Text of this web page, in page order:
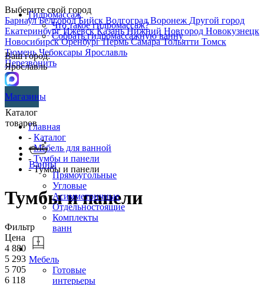
Выберите свой город
БарнаулБелгородБийск ВолгоградВоронеж Другой город
ЕкатеринбургИжевскКазаньНижний Новгород Новокузнецк
НовосибирскОренбургПермьСамараТольятти Томск
ТюменьЧебоксары Ярославль
Перезвонить
Гидромассаж
Что такое гидромассаж?
Собрать гидромассажную ванну
Ваш город:
Ярославль
Магазины
Каталог
товаров
Ванны
Прямоугольные
Угловые
Асимметричные
Отдельностоящие
Комплекты
ванн
Мебель
Готовые
интерьеры
Главная
- Каталог
-Мебель для ванной
- Тумбы и панели
- Тумбы и панели
Тумбы и панели
Фильтр
Цена
4 880
5 293
5 705
6 118